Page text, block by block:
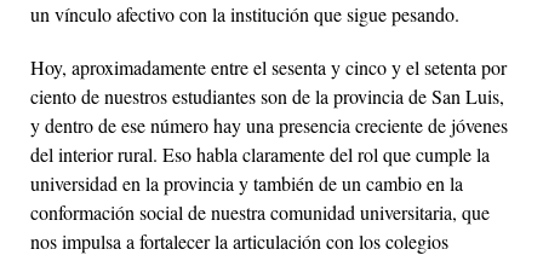
un vínculo afectivo con la institución que sigue pesando.
Hoy, aproximadamente entre el sesenta y cinco y el setenta por
ciento de nuestros estudiantes son de la provincia de San Luis,
y dentro de ese número hay una presencia creciente de jóvenes
del interior rural. Eso habla claramente del rol que cumple la
universidad en la provincia y también de un cambio en la
conformación social de nuestra comunidad universitaria, que
nos impulsa a fortalecer la articulación con los colegios